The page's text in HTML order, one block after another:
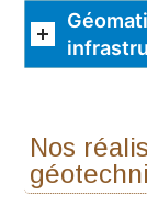
Nos